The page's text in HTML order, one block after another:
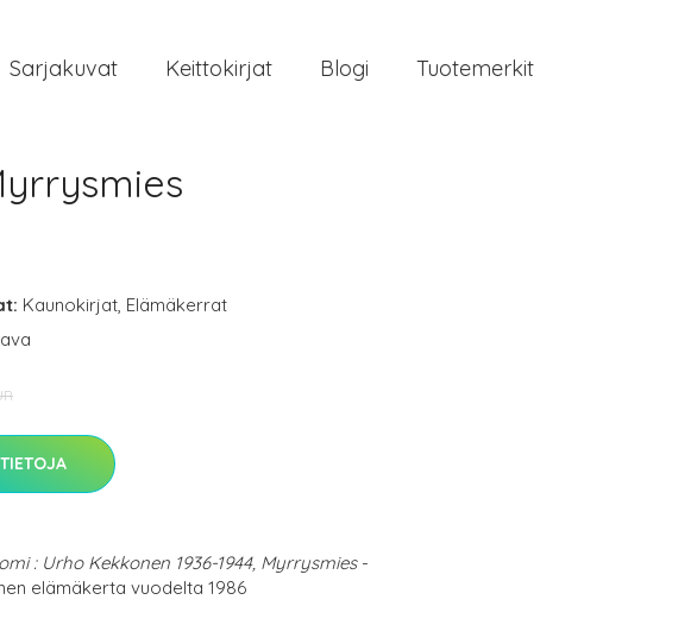
Sarjakuvat Keittokirjat Blogi Tuotemerkit
Kaunokirjat, Elämäkerrat
: Urho Kekkonen 1936-1944, Myrrysmies-
elämäkerta vuodelta 1986